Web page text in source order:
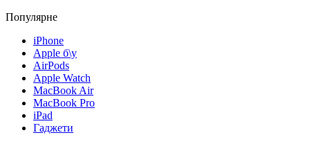
Популярне
iPhone
Apple б\у
AirPods
Apple Watch
MacBook Air
MacBook Pro
iPad
Гаджети